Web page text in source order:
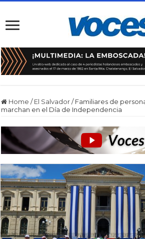
Home / El Salvador / Familiares de
marchan en el Día de Independencia